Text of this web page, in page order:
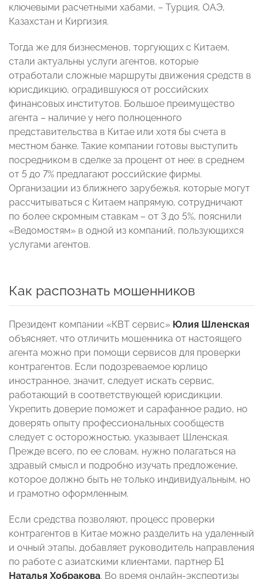
ключевыми расчетными хабами, – Турция, ОАЭ,
Казахстан и Киргизия.
Тогда же для бизнесменов, торгующих с Китаем,
стали актуальны услуги агентов, которые
отработали сложные маршруты движения средств в
юрисдикцию, оградившуюся от российских
финансовых институтов. Большое преимущество
агента – наличие у него полноценного
представительства в Китае или хотя бы счета в
местном банке. Такие компании готовы выступить
посредником в сделке за процент от нее: в среднем
от 5 до 7% предлагают российские фирмы.
Организации из ближнего зарубежья, которые могут
рассчитываться с Китаем напрямую, сотрудничают
по более скромным ставкам – от 3 до 5%, пояснили
«Ведомостям» в одной из компаний, пользующихся
услугами агентов.
Как распознать мошенников
Президент компании «КВТ сервис» Юлия Шленская
объясняет, что отличить мошенника от настоящего
агента можно при помощи сервисов для проверки
контрагентов. Если подозреваемое юрлицо
иностранное, значит, следует искать сервис,
работающий в соответствующей юрисдикции.
Укрепить доверие поможет и сарафанное радио, но
доверять опыту профессиональных сообществ
следует с осторожностью, указывает Шленская.
Прежде всего, по ее словам, нужно полагаться на
здравый смысл и подробно изучать предложение,
которое должно быть не только индивидуальным, но
и грамотно оформленным.
Если средства позволяют, процесс проверки
контрагентов в Китае можно разделить на удаленный
и очный этапы, добавляет руководитель направления
по работе с азиатскими клиентами, партнер Б1
Наталья Хобракова. Во время онлайн-экспертизы